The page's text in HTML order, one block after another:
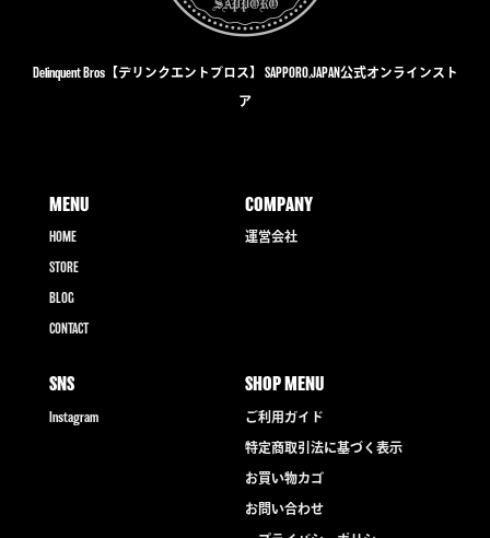
Delinquent Bros【デリンクエントブロス】 SAPPORO,JAPAN公式オンラインスト
ア
MENU
HOME
STORE
BLOG
CONTACT
COMPANY
運営会社
SNS
Instagram
SHOP MENU
ご利用ガイド
特定商取引法に基づく表示
お買い物カゴ
お問い合わせ